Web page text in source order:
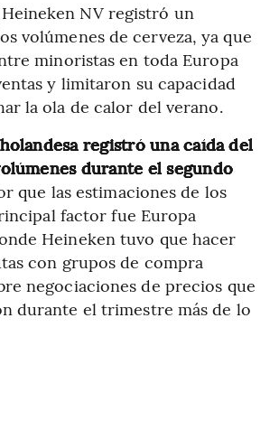
NV registró un
volúmenes de cerveza, ya que
minoristas en toda Europa
y limitaron su capacidad
la ola de calor del verano.
registró una caída del
durante el segundo
que las estimaciones de los
factor fue Europa
Heineken tuvo que hacer
con grupos de compra
negociaciones de precios que
durante el trimestre más de lo